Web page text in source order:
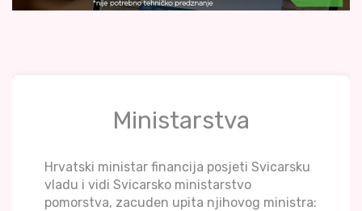
Ministarstva
Hrvatski ministar financija posjeti Svicarsku
vladu i vidi Svicarsko ministarstvo
pomorstva, zacuden upita njihovog ministra: